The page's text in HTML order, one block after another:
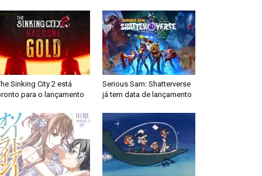
Sinking City 2 está
para o lançamento
Serious Sam: Shatterverse
já tem data de lançamento